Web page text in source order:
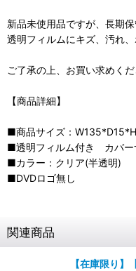
新品未使用品ですが、長期保
透明フィルムにキズ、汚れ
ご了承の上、お買い求めくだ
【商品詳細】
■商品サイズ：
■透明フィルム付き カバ
■カラー：クリア(半透明)
■DVDロゴ無し
関連商品
【在庫限り】